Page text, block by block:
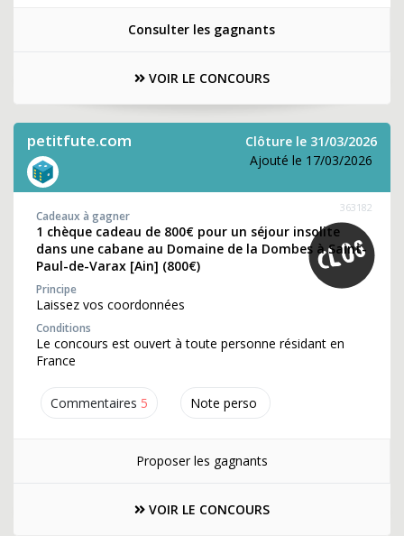
Consulter les gagnants
VOIR LE CONCOURS
petitfute.com
Clôture le 31/03/2026
Ajouté le 17/03/2026
Commentaires 5 Note perso
363182
Cadeaux à gagner
1 chèque cadeau de 800€ pour un séjour insolite
dans une cabane au Domaine de la Dombes à Saint-
Paul-de-Varax [Ain] (800€)
Principe
Laissez vos coordonnées
Conditions
Le concours est ouvert à toute personne résidant en
France
Proposer les gagnants
VOIR LE CONCOURS